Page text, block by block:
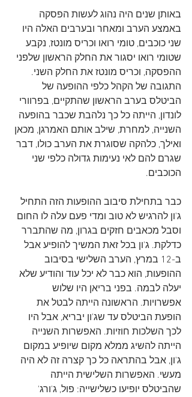
באותן שנים היה נהוג לעשות הפסקה
באמצע הערב ומאחר ובערבים האלה היו
שני כוכבים, טומי רואו וכריס מונטז, נקבע
שטומי רואו יסגור את החלק הראשון שלפני
ההפסקה, וכריס מונטז את החלק השני.
התגובה של הקהל כלפי ההופעה של
הביטלס בערב הראשון שהתקיים, בפרוורי
לונדון, הייתה כל כך נלהבת שכבר בהופעה
השנייה, למחרת, שילב אותם האמרגן, מכאן
ואילך, כלהקה שסוגרת את הערב כולו, דבר
שגרם להם לאי נעימות גדולה כלפי שני
הכוכבים.
כבר בתחילת סיבוב ההופעות הזה התחיל
ג'ון להרגיש לא טוב ומדי פעם עלה לו החום
וסבל מכאבים חזקים בגרון, מה שהתברר
כדלקת. ג'ון בכל זאת המשיך להופיע אבל
ב-12 במרץ, הערב השלישי בסיבוב
ההופעות, הוא כבר לא יכל עוד והודיע שלא
יעלה לבמה. בפני בריאן היו שלוש
אפשרויות. הראשונה הייתה לבטל את
הופעת הביטלס עד שג'ון יבריא, אבל היו
לכך השלכות חוזיות. האפשרות השנייה
הייתה להשיג ממלא מקום שיופיע במקום
ג'ון, אבל בהתראה כל כך קצרה זה לא היה
מעשי. האפשרות השלישית הייתה
שהביטלס יופיעו כשלישייה: פול, ג'ורג'